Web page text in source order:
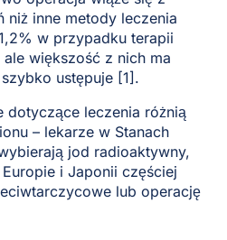
niż inne metody leczenia
w przypadku terapii
większość z nich ma
ustępuje [1].
dotyczące leczenia różnią
– lekarze w Stanach
jod radioaktywny,
i Japonii częściej
lub operację